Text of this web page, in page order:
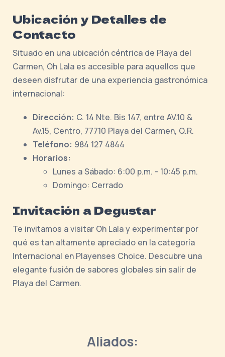
Ubicación y Detalles de
Contacto
Situado en una ubicación céntrica de Playa del
Carmen, Oh Lala es accesible para aquellos que
deseen disfrutar de una experiencia gastronómica
internacional:
Dirección: C. 14 Nte. Bis 147, entre AV.10 &
Av.15, Centro, 77710 Playa del Carmen, Q.R.
Teléfono: 984 127 4844
Horarios:
Lunes a Sábado: 6:00 p.m. - 10:45 p.m.
Domingo: Cerrado
Invitación a Degustar
Te invitamos a visitar Oh Lala y experimentar por
qué es tan altamente apreciado en la categoría
Internacional en Playenses Choice. Descubre una
elegante fusión de sabores globales sin salir de
Playa del Carmen.
Aliados: